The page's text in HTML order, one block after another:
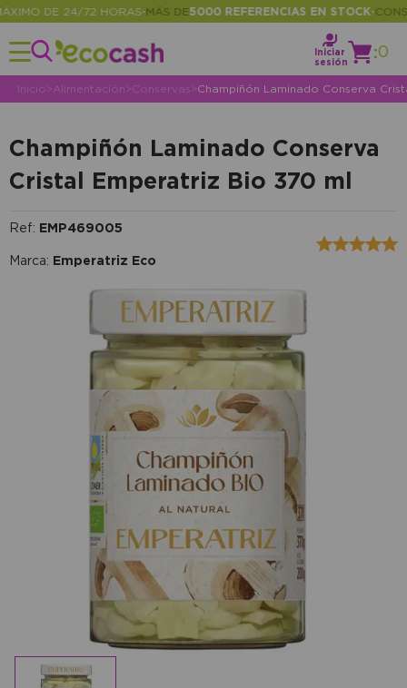
DE 24/72 HORAS•MÁS DE 5000 REFERENCIAS EN STOCK•
Iniciar
sesión
:0
Inicio> Alimentación>Conservas >Champiñón Laminado Conserva
Champiñón Laminado Conserva
Cristal Emperatriz Bio 370 ml
Ref: EMP469005
Marca: Emperatriz Eco